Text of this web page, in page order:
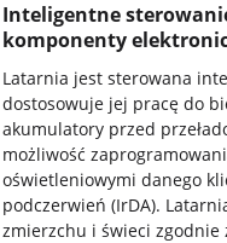
Inteligentne
komponenty
Latarnia jest sterowana
dostosowuje jej pracę do
akumulatory przed
możliwość
oświetleniowymi danego
podczerwień (IrDA).
zmierzchu i świeci zgodnie